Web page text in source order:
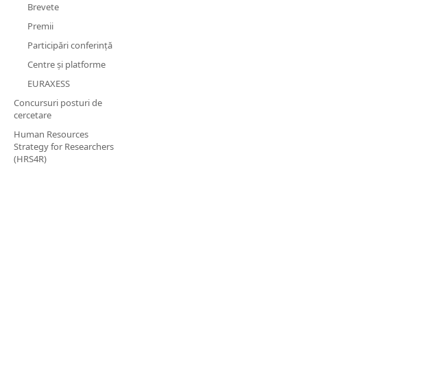
Brevete
Premii
Participări conferință
Centre și platforme
EURAXESS
​Concursuri posturi de
cercetare
Human Resources
Strategy for Researchers
(HRS4R)